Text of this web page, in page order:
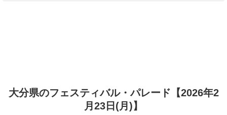
大分県のフェスティバル・パレード【2026年2
月23日(月)】